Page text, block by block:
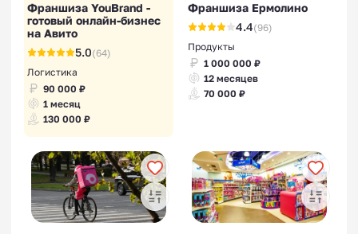
Франшиза YouBrand -
готовый онлайн-бизнес
на Авито
5.0(64)
Логистика
90 000 ₽
1 месяц
130 000 ₽
Франшиза Ермолино
4.4(96)
Продукты
1 000 000 ₽
12 месяцев
70 000 ₽